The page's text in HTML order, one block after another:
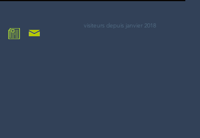
visiteurs depuis janvier 2018